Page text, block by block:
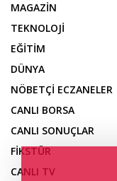
MAGAZİN
TEKNOLOJİ
EĞİTİM
DÜNYA
NÖBETÇİ ECZANELER
CANLI BORSA
CANLI SONUÇLAR
FİKSTÜR
CANLI TV